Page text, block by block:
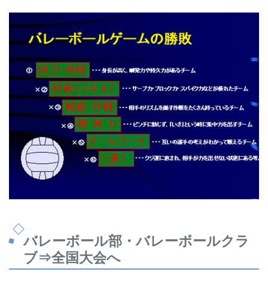
バレーボール部・バレーボールクラ
ブ⇒全国大会へ